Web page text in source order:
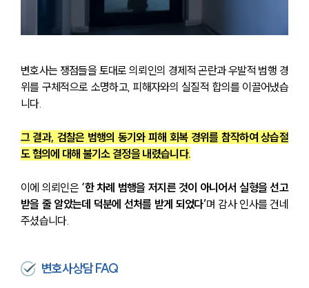
변호사는 쟁점들을 토대로 의뢰인의 경제적 곤란과 우발적 범행 경
위를 구체적으로 소명하고, 피해자와의 실질적 합의를 이끌어냈습
니다.
그 결과, 검찰은 범행의 동기와 피해 회복 경위를 참작하여 상습절
도 혐의에 대해 불기소 결정을 내렸습니다.
이에 의뢰인은 ‘한 차례 범행을 저지른 것이 아니어서 실형을 선고
받을 줄 알았는데 덕분에 선처를 받게 되었다’며 감사 인사를 건네
주셨습니다.
변호사상담 FAQ